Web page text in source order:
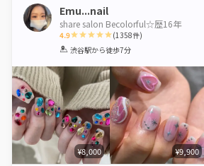
Emu...nail
share salon Becolorful☆歴16年
4.9
1 2 3 4 5
(1358件)
渋谷駅から徒歩7分
¥8,000 ¥9,900